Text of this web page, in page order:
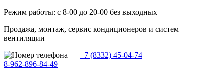
Режим работы: с 8-00 до 20-00 без выходных
Продажа, монтаж, сервис кондиционеров и систем
вентиляции
+7 (8332) 45-04-74
8-962-896-84-49